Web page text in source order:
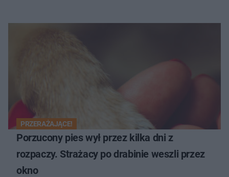
PRZERAŻAJĄCE!
Porzucony pies wył przez kilka dni z
rozpaczy. Strażacy po drabinie weszli przez
okno